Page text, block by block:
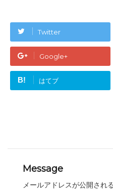
Twitter
Google+
B! はてブ
Message
メールアドレスが公開され